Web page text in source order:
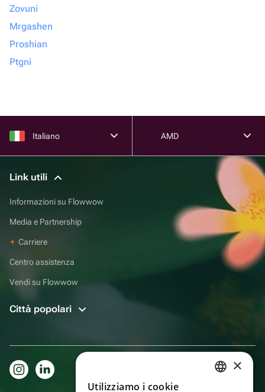
Zovuni
Mrgashen
Proshian
Ptgni
Italiano AMD
Link utili
Informazioni su Flowwow
Media e Partnership
Carriere
Centro assistenza
Vendi su Flowwow
Città popolari
×
Utilizziamo i cookie